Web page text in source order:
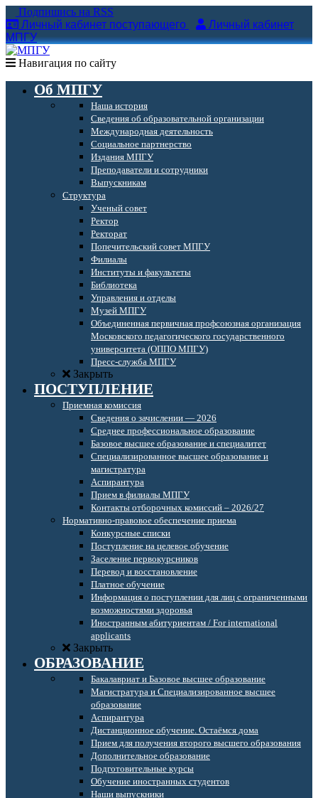
Подпишись на RSS
Личный кабинет поступающего
Личный кабинет
МПГУ
Навигация по сайту
Об МПГУ
Наша история
Сведения об образовательной организации
Международная деятельность
Социальное партнерство
Издания МПГУ
Преподаватели и сотрудники
Выпускникам
Структура
Ученый совет
Ректор
Ректорат
Попечительский совет МПГУ
Филиалы
Институты и факультеты
Библиотека
Управления и отделы
Музей МПГУ
Объединенная первичная профсоюзная организация
Московского педагогического государственного
университета (ОППО МПГУ)
Пресс-служба МПГУ
Закрыть
ПОСТУПЛЕНИЕ
Приемная комиссия
Сведения о зачислении — 2026
Среднее профессиональное образование
Базовое высшее образование и специалитет
Специализированное высшее образование и
магистратура
Аспирантура
Прием в филиалы МПГУ
Контакты отборочных комиссий – 2026/27
Нормативно-правовое обеспечение приема
Конкурсные списки
Поступление на целевое обучение
Заселение первокурсников
Перевод и восстановление
Платное обучение
Информация о поступлении для лиц с ограниченными
возможностями здоровья
Иностранным абитуриентам / For international
applicants
Закрыть
ОБРАЗОВАНИЕ
Бакалавриат и Базовое высшее образование
Магистратура и Специализированное высшее
образование
Аспирантура
Дистанционное обучение. Остаёмся дома
Прием для получения второго высшего образования
Дополнительное образование
Подготовительные курсы
Обучение иностранных студентов
Наши выпускники